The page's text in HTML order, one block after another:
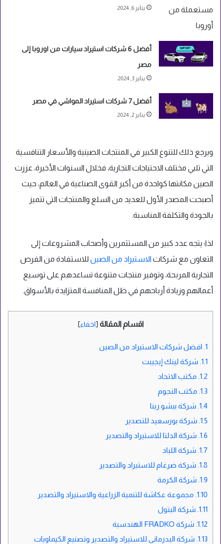
يناير 6, 2024
أفضل 6 شركات استيراد سيارات من اوروبا إلى
مصر
يناير 3, 2024
أفضل 7 شركات استيراد المواشي في مصر
يناير 2, 2024
ويرجع ذلك للتنوع الكبير في المنتجات الصينية والأسعار التنافسية
التي تلبي مختلف الاحتياجات التجارية، فخلال السنوات الأخيرة، عززت
الصين مكانتها كواحدة من أكبر القوى الصناعية في العالم، حيث
أصبحت المصدر الأول للعديد من السلع والمنتجات التي تتميز
بالجودة والتكلفة المناسبة.
لذا؛ يتجه عدد كبير من المستثمرين وأصحاب المشروعات إلى
التعاون مع شركاتالاستيراد من الصين للاستفادة من الفرص
التجارية المربحة، وتوفير منتجات متنوعة تساعدهم على توسيع
أعمالهم وزيادة أرباحهم في ظل المنافسة المتزايدة بالأسواق.
اقسام المقالة [اخفاء]
1. افضل شركات الاستيراد من الصين
1.1. شركة لينك إيجيبت
1.2. مكتب الاتحاد
1.3. مكتب النجوم
1.4. شركة بيشو رينا
1.5. شركة بورسعيد للتصدير
1.6. شركة الدلتا للاستيراد والتصدير
1.7. شركة اللباد
1.8. شركة ضرغام للاستيراد والتصدير
1.9. شركة الكرمة
1.10. مجموعة عكاشة للتنمية الزراعية والاستيراد والتصدير
1.11. شركة البتول
1.12. شركة FRADKO الهندسية
1.13. شركة البدرمانى للاستيراد والتصدير وتصنيع الكيماويات